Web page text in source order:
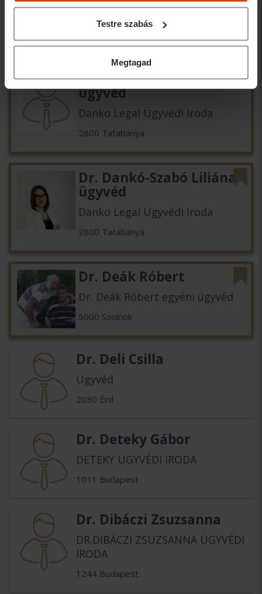
Testre szabás
Megtagad
Dadi Ügyvédi Iroda
1137 Budapest
Dr. Dankó Bálint LL.M.
ügyvéd
Danko Legal Ügyvédi Iroda
2800 Tatabánya
Dr. Dankó-Szabó Liliána
ügyvéd
Danko Legal Ügyvédi Iroda
2800 Tatabánya
Dr. Deák Róbert
Dr. Deák Róbert egyéni ügyvéd
5000 Szolnok
Dr. Deli Csilla
Ügyvéd
2030 Érd
Dr. Deteky Gábor
DETEKY ÜGYVÉDI IRODA
1011 Budapest
Dr. Dibáczi Zsuzsanna
DR.DIBÁCZI ZSUZSANNA ÜGYVÉDI
IRODA
1244 Budapest